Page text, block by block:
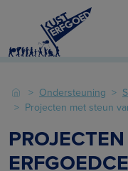
Ondersteuning
Projecten met steun